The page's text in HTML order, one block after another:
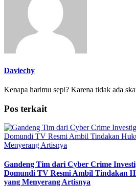
Daviechy
Kenapa harimu sepi? Karena tidak ada
Pos terkait
Gandeng Tim dari Cyber Crime
Domundi TV Resmi Ambil Tindakan
yang Menyerang Artisnya